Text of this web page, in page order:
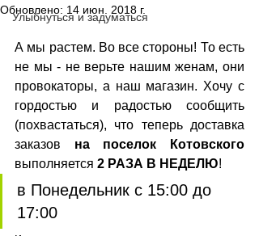
Улыбнуться и задуматься
Обновлено: 14 июн. 2018 г.
А мы растем. Во все стороны! То есть
не мы - не верьте нашим женам, они
провокаторы, а наш магазин. Хочу с
гордостью и радостью сообщить
(похвастаться), что теперь доставка
заказов на поселок Котовского
выполняется 2 РАЗА В НЕДЕЛЮ!
в Понедельник с 15:00 до
17:00